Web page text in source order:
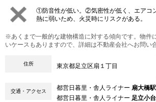
①防音性が低い。②気密性が低く、エアコ
熱に弱いため、火災時にリスクがある。
※あくまで一般的な建物構造に対する傾向です。物件
いケースもありますので、詳細は不動産会社へお問い
住所 東京都足立区扇１丁目
交通・アクセス 都営日暮里・舎人ライナー 扇大橋駅
都営日暮里・舎人ライナー 足立小